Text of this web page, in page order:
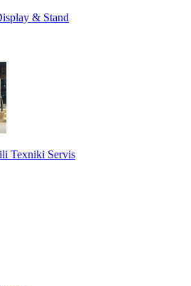
& Stand
Texniki Servis